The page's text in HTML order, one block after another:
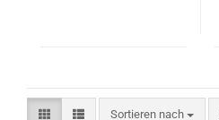
Sortieren nach
Sortieren nach